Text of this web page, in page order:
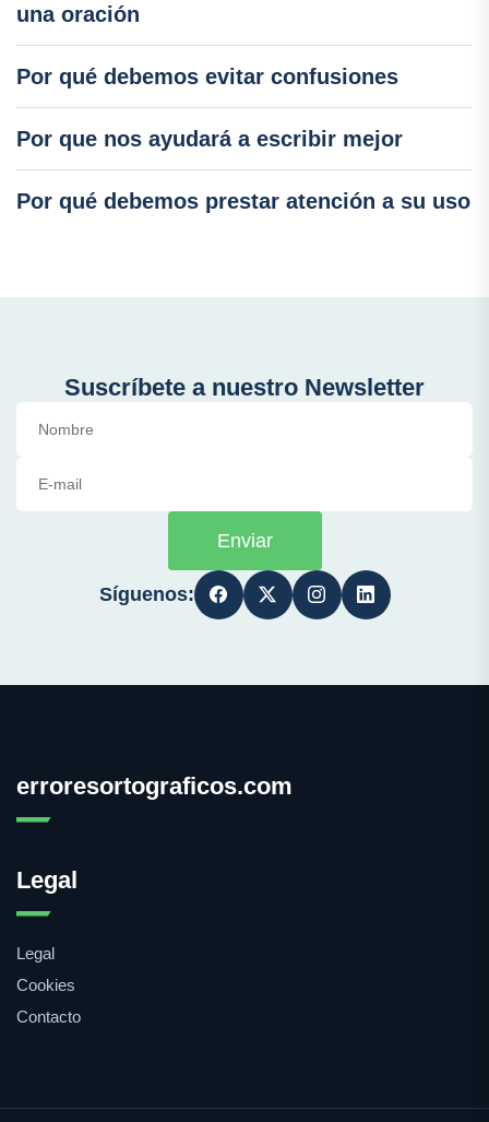
una oración
Por qué debemos evitar confusiones
Por que nos ayudará a escribir mejor
Por qué debemos prestar atención a su uso
Suscríbete a nuestro Newsletter
Enviar
Síguenos:
erroresortograficos.com
Legal
Legal
Cookies
Contacto